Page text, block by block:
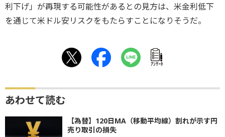
利下げ」が再現する可能性があるとの見方は、米金利低下
を通じて米ドル安リスクをもたらすことになりそうだ。
ｱﾝｹｰﾄ
あわせて読む
【為替】120日MA（移動平均線）割れが示す円
売り取引の損失